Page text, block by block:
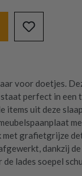
voor doetjes.
perfect in een
items uit deze
grafietgrijze
dankzij de
lades soepel